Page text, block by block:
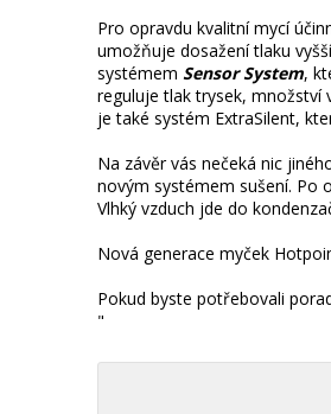
Pro opravdu kvalitní mycí
umožňuje dosažení tlaku
systémem Sensor System,
reguluje tlak trysek, množství
je také systém ExtraSilent,
Na závěr vás nečeká nic
novým systémem sušení. Po
Vlhký vzduch jde do
Nová generace myček
Pokud byste potřebovali
"